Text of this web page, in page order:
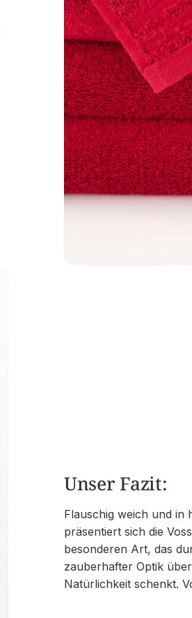
Unser Fazit:
Flauschig weich und in
präsentiert sich die
besonderen Art, das
zauberhafter Optik
Natürlichkeit schenkt.